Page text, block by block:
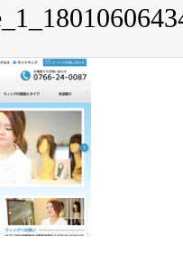
6.png